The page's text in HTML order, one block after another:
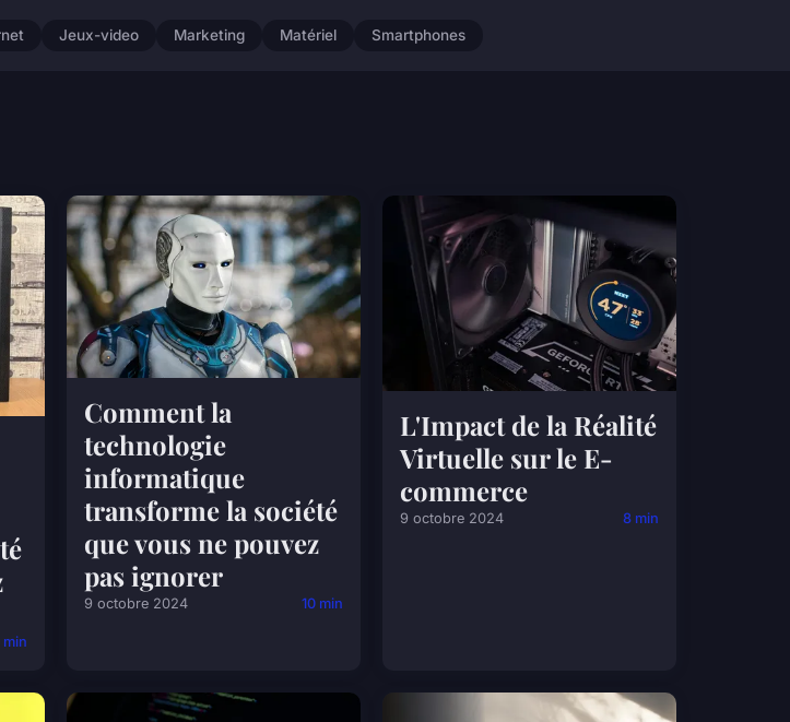
Jeux-video Marketing Matériel Smartphones
min
Comment la
technologie
informatique
transforme la société
que vous ne pouvez
pas ignorer
9 octobre 2024 10 min
L'Impact de la Réalité
Virtuelle sur le E-
commerce
9 octobre 2024 8 min